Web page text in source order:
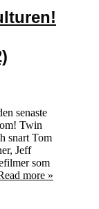
senaste
Twin
snart Tom
Jeff
som
more »